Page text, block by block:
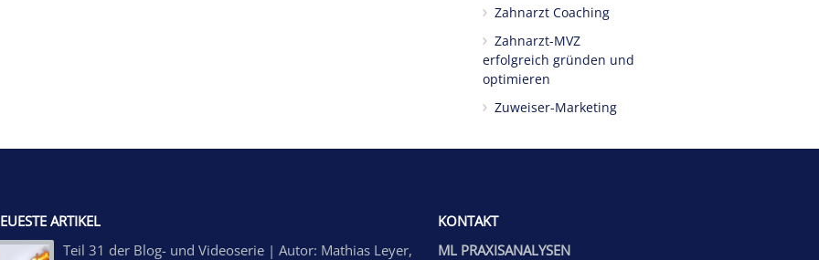
Zahnarzt Coaching
Zahnarzt-MVZ
erfolgreich gründen und
optimieren
Zuweiser-Marketing
ARTIKEL
Teil 31 der Blog- und Videoserie | Autor: Mathias Leyer,
KONTAKT
ML PRAXISANALYSEN